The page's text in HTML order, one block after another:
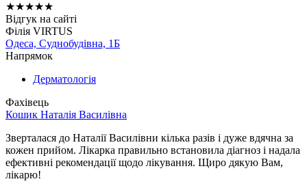
★★★★★
Відгук на сайті
Філія VIRTUS
Одеса, Суднобудівна, 1Б
Напрямок
Дерматологія
Фахівець
Кошик Наталія Василівна
Зверталася до Наталії Василівни кілька разів і дуже вдячна за
кожен прийом. Лікарка правильно встановила діагноз і надала
ефективні рекомендації щодо лікування. Щиро дякую Вам,
лікарю!